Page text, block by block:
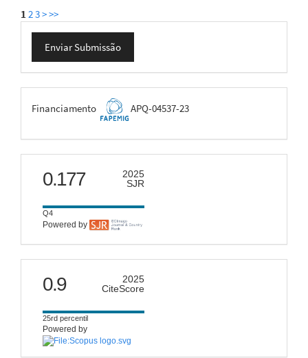
1 23>>>
Enviar
Submissão
Enviar Submissão
FAPEMIG
Financiamento APQ-04537-23
scimago
0.177
2025
SJR
Q4
Powered by
citescore
0.9
2025
CiteScore
25rd percentil
Powered by